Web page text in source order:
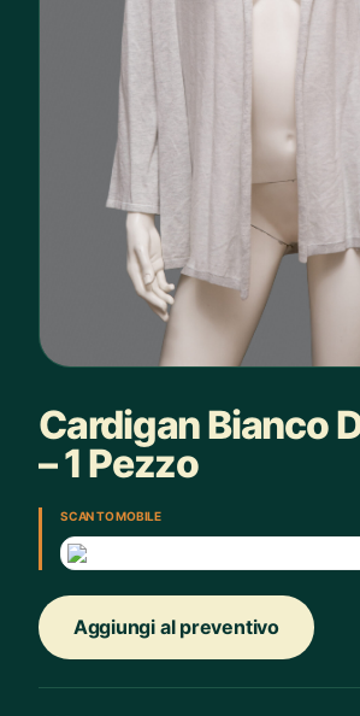
Cardigan Bianco
– 1 Pezzo
SCAN TO MOBILE
Aggiungi al preventivo